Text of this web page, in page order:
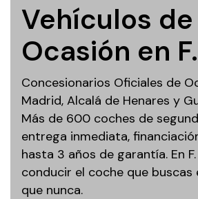
Vehículos de
Ocasión en
Concesionarios Oficiales de
Madrid, Alcalá de Henares y
Más de 600 coches de
entrega inmediata,
hasta 3 años de garantía. En
conducir el coche que buscas
que nunca.